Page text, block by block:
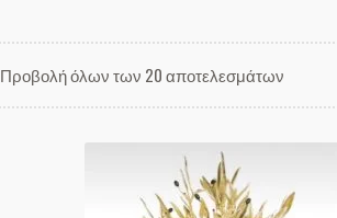
Προβολή όλων των 20 αποτελεσμάτων